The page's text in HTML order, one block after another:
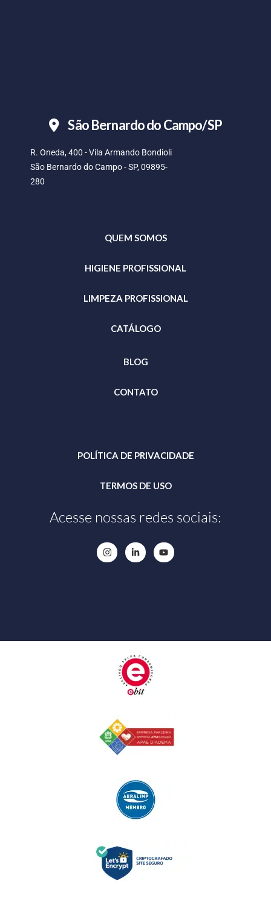
São Bernardo do Campo/SP
R. Oneda, 400 - Vila Armando Bondioli
São Bernardo do Campo - SP, 09895-
280
QUEM SOMOS
HIGIENE PROFISSIONAL
LIMPEZA PROFISSIONAL
CATÁLOGO
BLOG
CONTATO
POLÍTICA DE PRIVACIDADE
TERMOS DE USO
Acesse nossas redes sociais: